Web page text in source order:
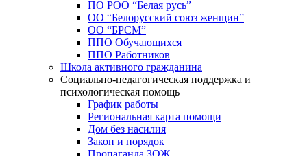
ПО РОО “Белая русь”
ОО “Белорусский союз женщин”
ОО “БРСМ”
ППО Обучающихся
ППО Работников
Школа активного гражданина
Социально-педагогическая поддержка и
психологическая помощь
График работы
Региональная карта помощи
Дом без насилия
Закон и порядок
Пропаганда ЗОЖ